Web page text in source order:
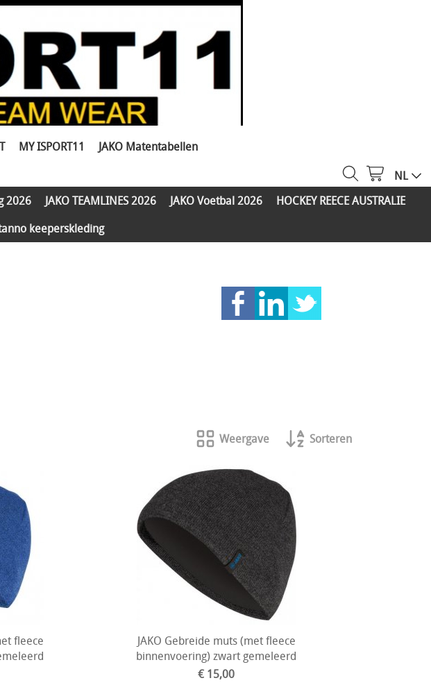
MY ISPORT11
JAKO Matentabellen
NL
2026 JAKO TEAMLINES 2026 JAKO Voetbal 2026
HOCKEY REECE AUSTRALIE
keeperskleding
Weergave Sorteren
fleece
JAKO Gebreide muts (met fleece
binnenvoering) zwart gemeleerd
€ 15,00